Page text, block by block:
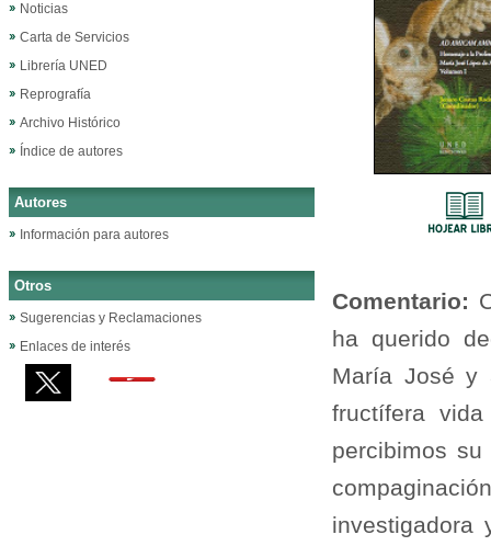
Noticias
Carta de Servicios
Librería UNED
Reprografía
Archivo Histórico
Índice de autores
Autores
Información para autores
Otros
Sugerencias y Reclamaciones
Enlaces de interés
Comentario:
ha querido
María José y
fructífera
percibimos
investigadora